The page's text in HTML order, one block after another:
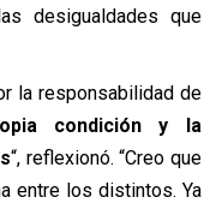
desigualdades que
la responsabilidad de
condición y la
“, reflexionó. “Creo que
entre los distintos. Ya